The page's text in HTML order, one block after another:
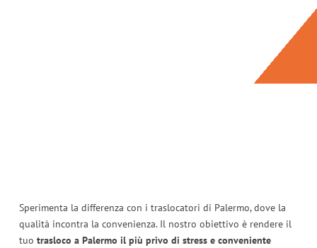
Sperimenta la differenza con i traslocatori di Palermo, dove la
qualità incontra la convenienza. Il nostro obiettivo è rendere il
tuo trasloco a Palermo il più privo di stress e conveniente